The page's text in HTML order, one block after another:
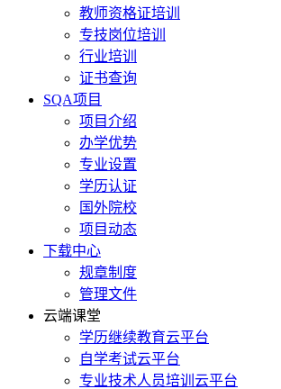
教师资格证培训
专技岗位培训
行业培训
证书查询
SQA项目
项目介绍
办学优势
专业设置
学历认证
国外院校
项目动态
下载中心
规章制度
管理文件
云端课堂
学历继续教育云平台
自学考试云平台
专业技术人员培训云平台